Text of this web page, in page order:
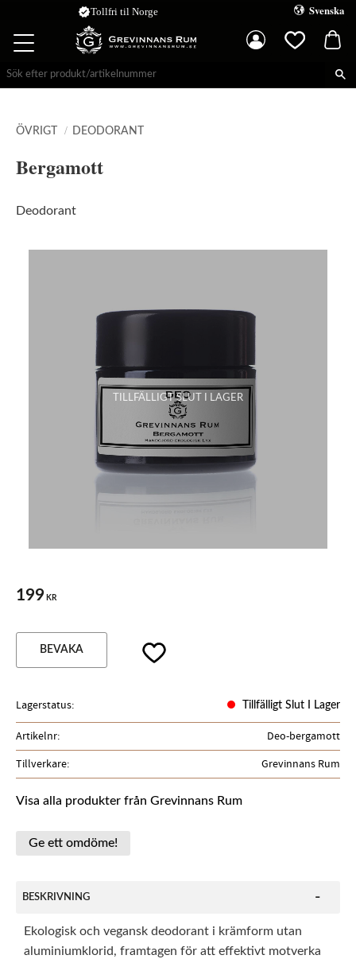
Meny
Svenska
ÖVRIGT DEODORANT
Bergamott
Deodorant
199 KR
Lägg till i favoriter
BEVAKA
Lagerstatus
Artikelnr
Deo-bergamott
Tillverkare
Grevinnans Rum
Visa alla produkter från Grevinnans Rum
Ge ett omdöme!
BESKRIVNING
Ekologisk och vegansk deodorant i krämform utan
aluminiumklorid, framtagen för att effektivt motverka